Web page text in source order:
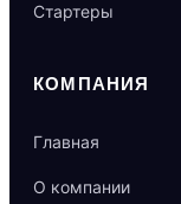
Стартеры
КОМПАНИЯ
Главная
О компании